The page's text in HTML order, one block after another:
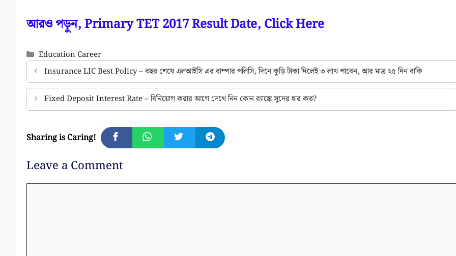
আরও পড়ুন, Primary TET 2017 Result Date, Click Here
Categories
Education Career
Insurance LIC Best Policy – বছর শেষে এলআইসি এর বাম্পার পলিসি, দিনে কুড়ি টাকা দিলেই ৩ লাখ পাবেন, আর মাত্র ২৫ দিন বাকি
Fixed Deposit Interest Rate – বিনিয়োগ করার আগে দেখে নিন কোন ব্যাঙ্কে সুদের হার কত?
Sharing is Caring!
Leave a Comment